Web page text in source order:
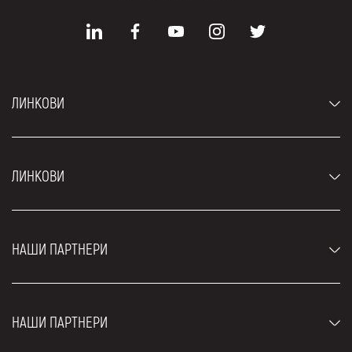
ЛИНКОВИ
Луксузни аутомобили
ЛИНКОВИ
Блог
НАШИ ПАРТНЕРИ
НАШИ ПАРТНЕРИ